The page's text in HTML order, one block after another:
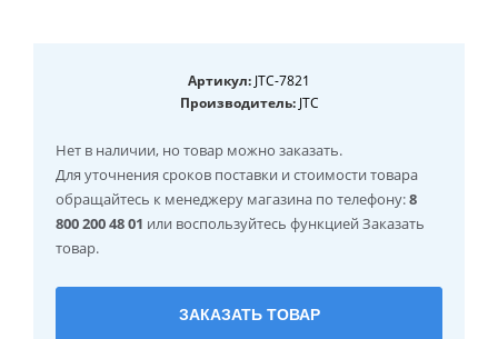
Артикул: JTC-7821
Производитель:JTC
Нет в наличии, но товар можно заказать.
Для уточнения сроков поставки и стоимости товара
обращайтесь к менеджеру магазина по телефону:8
800 200 48 01 или воспользуйтесь функцией Заказать
товар.
ЗАКАЗАТЬ ТОВАР